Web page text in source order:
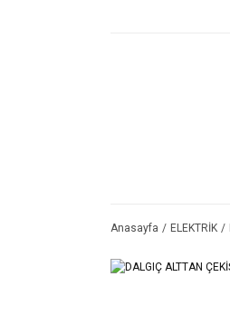
Anasayfa ELEKTRİK